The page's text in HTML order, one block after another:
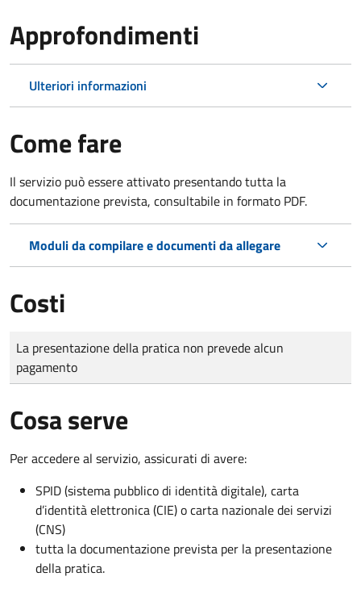
Approfondimenti
Ulteriori informazioni
Come fare
Il servizio può essere attivato presentando tutta la
documentazione prevista, consultabile in formato PDF.
Moduli da compilare e documenti da allegare
Costi
Tipo di pagamento
Importo
La presentazione della pratica non prevede alcun
pagamento
Cosa serve
Per accedere al servizio, assicurati di avere:
SPID (sistema pubblico di identità digitale), carta
d’identità elettronica (CIE) o carta nazionale dei servizi
(CNS)
tutta la documentazione prevista per la presentazione
della pratica.